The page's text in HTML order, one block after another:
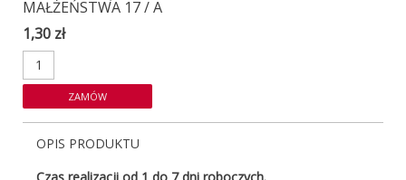
MAŁŻEŃSTWA 17 / A
1,30 zł
OPIS PRODUKTU